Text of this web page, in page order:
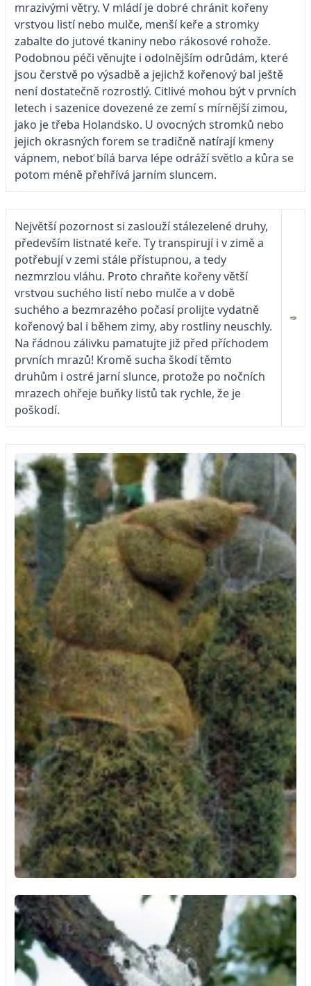
mrazivými větry. V mládí je dobré chránit kořeny
vrstvou listí nebo mulče, menší keře a stromky
zabalte do jutové tkaniny nebo rákosové rohože.
Podobnou péči věnujte i odolnějším odrůdám, které
jsou čerstvě po výsadbě a jejichž kořenový bal ještě
není dostatečně rozrostlý. Citlivé mohou být v prvních
letech i sazenice dovezené ze zemí s mírnější zimou,
jako je třeba Holandsko. U ovocných stromků nebo
jejich okrasných forem se tradičně natírají kmeny
vápnem, neboť bílá barva lépe odráží světlo a kůra se
potom méně přehřívá jarním sluncem.
Největší pozornost si zaslouží stálezelené druhy,
především listnaté keře. Ty transpirují i v zimě a
potřebují v zemi stále přístupnou, a tedy
nezmrzlou vláhu. Proto chraňte kořeny větší
vrstvou suchého listí nebo mulče a v době
suchého a bezmrazého počasí prolijte vydatně
kořenový bal i během zimy, aby rostliny neuschly.
Na řádnou zálivku pamatujte již před příchodem
prvních mrazů! Kromě sucha škodí těmto
druhům i ostré jarní slunce, protože po nočních
mrazech ohřeje buňky listů tak rychle, že je
poškodí.